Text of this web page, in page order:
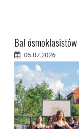
Bal ósmoklasistów
05.07.2026